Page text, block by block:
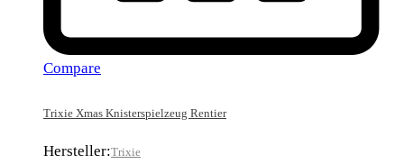
Compare
Trixie Xmas Knisterspielzeug Rentier
Hersteller:Trixie